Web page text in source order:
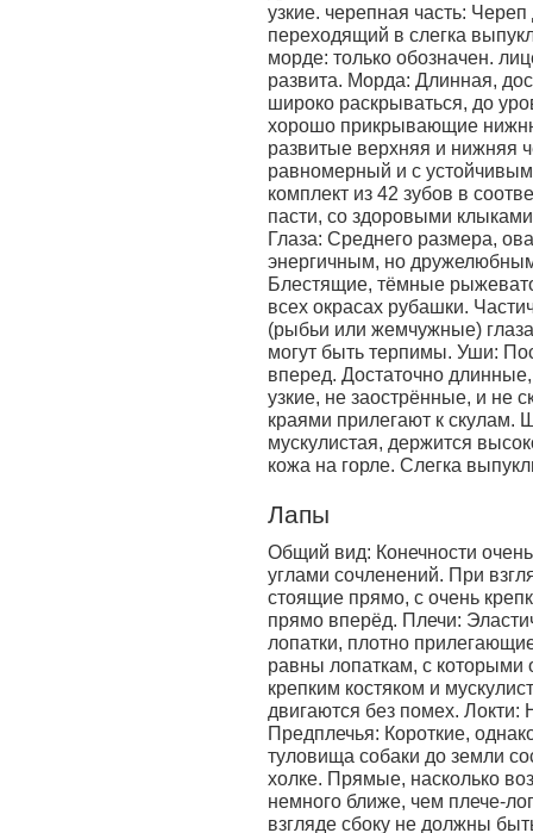
узкие. черепная часть:
переходящий в слегка
морде: только обозначен.
развита. Морда: Длинная,
широко раскрываться, до
хорошо прикрывающие
развитые верхняя и нижняя
равномерный и с
комплект из 42 зубов в
пасти, со здоровыми
Глаза: Среднего размера,
энергичным, но
Блестящие, тёмные
всех окрасах рубашки.
(рыбьи или жемчужные)
могут быть терпимы. Уши:
вперед. Достаточно
узкие, не заострённые, и не
краями прилегают к скулам.
мускулистая, держится
кожа на горле. Слегка
Лапы
Общий вид: Конечности
углами сочленений. При
стоящие прямо, с очень
прямо вперёд. Плечи:
лопатки, плотно
равны лопаткам, с которыми
крепким костяком и
двигаются без помех. Локти:
Предплечья: Короткие,
туловища собаки до земли
холке. Прямые, насколько
немного ближе, чем плече-
взгляде сбоку не должны